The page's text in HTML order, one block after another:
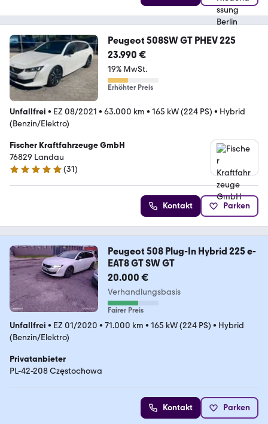
Peugeot 508SW GT PHEV 225
23.990 €
19% MwSt.
Erhöhter Preis
Unfallfrei • EZ 08/2021 • 63.000 km • 165 kW (224 PS) • Hybrid
(Benzin/Elektro)
Fischer Kraftfahrzeuge GmbH
76829 Landau
5 Sterne
(31)
Kontakt Parken
Peugeot 508 Plug-In Hybrid 225 e-
EAT8 GT SW GT
20.000 €
Verhandlungsbasis
Fairer Preis
Unfallfrei • EZ 01/2020 • 71.000 km • 165 kW (224 PS) • Hybrid
(Benzin/Elektro)
Privatanbieter
PL-42-208 Częstochowa
Kontakt Parken